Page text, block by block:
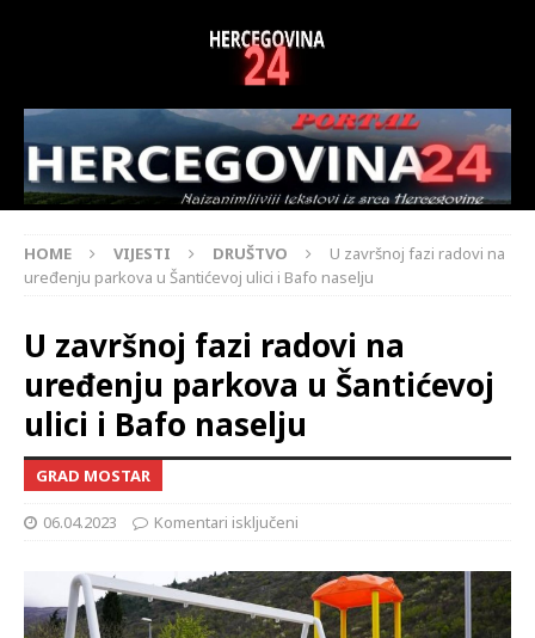
HOME VIJESTI DRUŠTVO
U završnoj fazi radovi na
uređenju parkova u Šantićevoj ulici i Bafo naselju
U završnoj fazi radovi na
uređenju parkova u Šantićevoj
ulici i Bafo naselju
GRAD MOSTAR
06.04.2023 Komentari isključeni